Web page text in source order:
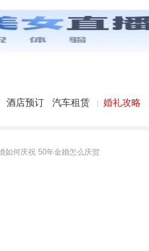
酒店预订 汽车租赁 婚礼攻略
如何庆祝 50年金婚怎么庆贺